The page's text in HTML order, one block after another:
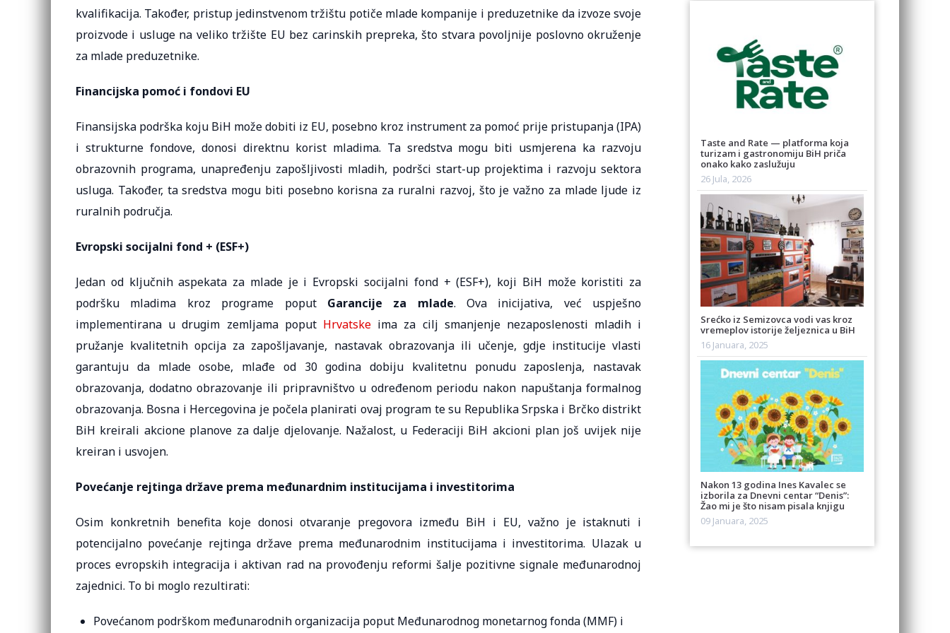
kvalifikacija. Također, pristup jedinstvenom tržištu potiče mlade kompanije i preduzetnike da izvoze svoje
proizvode i usluge na veliko tržište EU bez carinskih prepreka, što stvara povoljnije poslovno okruženje
za mlade preduzetnike.
Financijska pomoć i fondovi EU
Finansijska podrška koju BiH može dobiti iz EU, posebno kroz instrument za pomoć prije pristupanja (IPA)
i strukturne fondove, donosi direktnu korist mladima. Ta sredstva mogu biti usmjerena ka razvoju
obrazovnih programa, unapređenju zapošljivosti mladih, podršci start-up projektima i razvoju sektora
usluga. Također, ta sredstva mogu biti posebno korisna za ruralni razvoj, što je važno za mlade ljude iz
ruralnih područja.
Evropski socijalni fond + (ESF+)
Jedan od ključnih aspekata za mlade je i Evropski socijalni fond + (ESF+), koji BiH može koristiti za
podršku mladima kroz programe poput Garancije za mlade. Ova inicijativa, već uspješno
implementirana u drugim zemljama poput Hrvatskeima za cilj smanjenje nezaposlenosti mladih i
pružanje kvalitetnih opcija za zapošljavanje, nastavak obrazovanja ili učenje, gdje institucije vlasti
garantuju da mlade osobe, mlađe od 30 godina dobiju kvalitetnu ponudu zaposlenja, nastavak
obrazovanja, dodatno obrazovanje ili pripravništvo u određenom periodu nakon napuštanja formalnog
obrazovanja. Bosna i Hercegovina je počela planirati ovaj program te su Republika Srpska i Brčko distrikt
BiH kreirali akcione planove za dalje djelovanje. Nažalost, u Federaciji BiH akcioni plan još uvijek nije
kreiran i usvojen.
Povećanje rejtinga države prema međunardnim institucijama i investitorima
Osim konkretnih benefita koje donosi otvaranje pregovora između BiH i EU, važno je istaknuti i
potencijalno povećanje rejtinga države prema međunarodnim institucijama i investitorima. Ulazak u
proces evropskih integracija i aktivan rad na provođenju reformi šalje pozitivne signale međunarodnoj
zajednici. To bi moglo rezultirati:
Povećanom podrškom međunarodnih organizacija poput Međunarodnog monetarnog fonda (MMF) i
Taste and Rate — platforma koja
turizam i gastronomiju BiH priča
onako kako zaslužuju
26 Jula, 2026
Srećko iz Semizovca vodi vas kroz
vremeplov istorije željeznica u BiH
16 Januara, 2025
Nakon 13 godina Ines Kavalec se
izborila za Dnevni centar “Denis”:
Žao mi je što nisam pisala knjigu
09 Januara, 2025